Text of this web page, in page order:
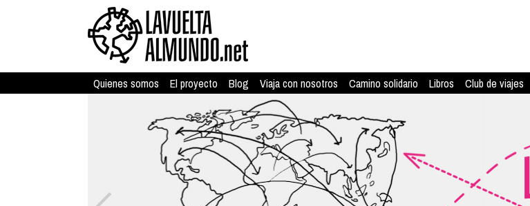
Quienes somos El proyecto Blog Viaja con nosotros Camino solidario Libros Club de viajes